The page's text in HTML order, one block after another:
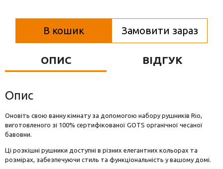
Фігурки та статуетки
В кошик Замовити зараз
ОПИС ВІДГУК
Опис
Оновіть свою ванну кімнату за допомогою набору рушників Rio,
виготовленого зі 100% сертифікованої GOTS органічної чесаної
бавовни.
Ці розкішні рушники доступні в різних елегантних кольорах та
розмірах, забезпечуючи стиль та функціональність у вашому домі.